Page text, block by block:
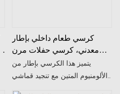
كرسي طعام داخلي بإطار
معدني، كرسي حفلات مرن
الظهر، قاعة تدريب مؤتمرات
تجارية بالجملة
يتميز هذا الكرسي بإطار من
الألومنيوم المتين مع تنجيد قماشي